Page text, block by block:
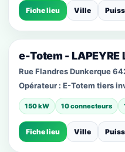
Fiche lieu Ville
e-Totem - LAPEYRE
Rue Flandres Dunkerque
Opérateur : E-Totem tiers
150 kW 10 connecteurs
Fiche lieu Ville